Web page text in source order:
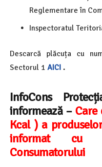
Reglementare în
Inspectoratul
Descarcă plăcuța cu
Sectorul 1 AICI .
InfoCons
informează – Care
Kcal ) a
informat cu
Consumatorului